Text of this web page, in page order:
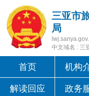
三亚市
局
中文域名 : 三
首页 机构
解读回应 政务